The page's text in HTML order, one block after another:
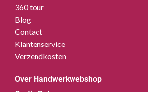
360 tour
Blog
Contact
Klantenservice
Verzendkosten
Over Handwerkwebshop